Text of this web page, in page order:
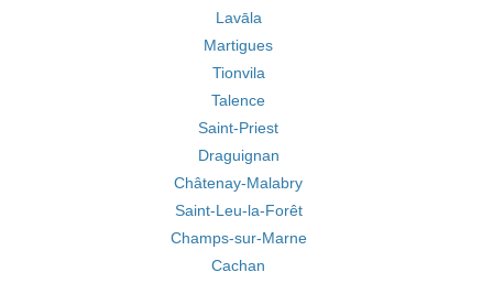
Lavāla
Martigues
Tionvila
Talence
Saint-Priest
Draguignan
Châtenay-Malabry
Saint-Leu-la-Forêt
Champs-sur-Marne
Cachan